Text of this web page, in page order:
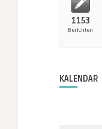
1153
Berichten
KALENDAR